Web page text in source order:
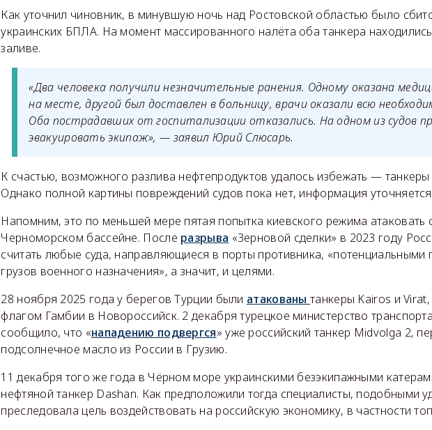
Как уточнил чиновник, в минувшую ночь над Ростовской областью было
украинских БПЛА. На момент массированного налёта оба танкера
заливе.
«Два человека получили незначительные ранения. Одному оказана
на месте, другой был доставлен в больницу, врачи оказали всю
Оба пострадавших от госпитализации отказались. На одном из судов
эвакуировать экипаж», — заявил Юрий Слюсарь.
К счастью, возможного разлива нефтепродуктов удалось избежать —
Однако полной картины повреждений судов пока нет, информация
Напомним, это по меньшей мере пятая попытка киевского режима атаковать
Черноморском бассейне. После разрыва «Зерновой сделки» в 2023 году
считать любые суда, направляющиеся в порты противника, «потенциальными
грузов военного назначения», а значит, и целями.
28 ноября 2025 года у берегов Турции были атакованытанкеры Kairos и
флагом Гамбии в Новороссийск. 2 декабря турецкое министерство
сообщило, что «нападению подвергся» уже российский танкер Midvolga 2,
подсолнечное масло из России в Грузию.
11 декабря того же года в Чёрном море украинскими безэкипажными
нефтяной танкер Dashan. Как предположили тогда специалисты, подобными
преследовала цель воздействовать на российскую экономику, в частности